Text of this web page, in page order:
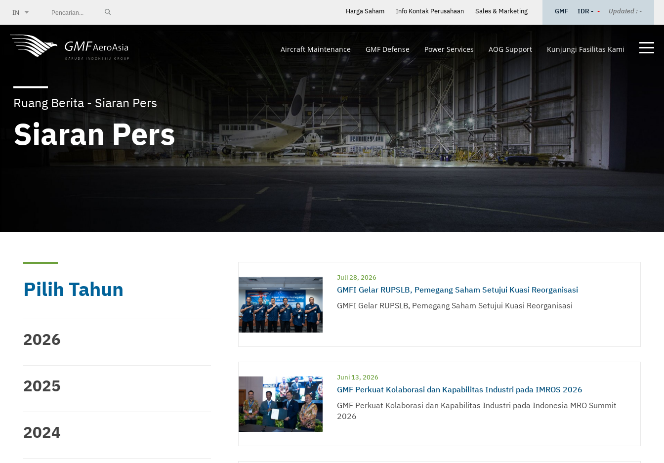
IN Harga Saham Info Kontak Perusahaan Sales & Marketing GMF IDR - - Updated : -
Aircraft Maintenance GMF Defense Power Services AOG Support Kunjungi Fasilitas Kami
Ruang Berita - Siaran Pers
Siaran Pers
Pilih Tahun
2026
2025
2024
Juli 28, 2026
GMFI Gelar RUPSLB, Pemegang Saham Setujui Kuasi Reorganisasi
GMFI Gelar RUPSLB, Pemegang Saham Setujui Kuasi Reorganisasi
Juni 13, 2026
GMF Perkuat Kolaborasi dan Kapabilitas Industri pada IMROS 2026
GMF Perkuat Kolaborasi dan Kapabilitas Industri pada Indonesia MRO Summit
2026